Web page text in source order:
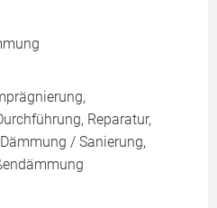
Reparatur,
/ Sanierung,